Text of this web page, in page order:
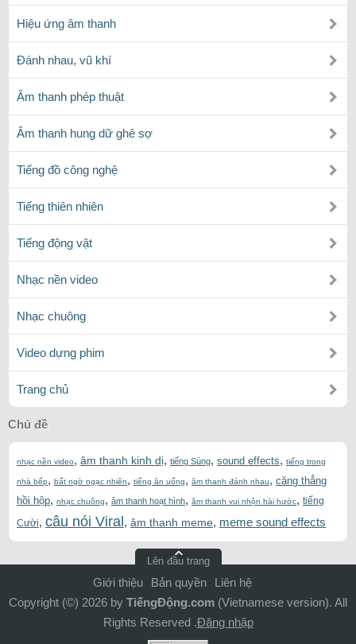
Hiệu ứng âm thanh
Đánh nhau, vũ khí
Âm thanh phép thuật
Âm thanh hung dữ ghê sợ
Tiếng đồ công nghệ
Tiếng thiên nhiên
Tiếng động vật
Nhạc nền video
Nhạc chuông
Video dựng phim
Trang chủ
Chủ đề
nhạc nền video, âm thanh kinh dị, tiếng Súng, sound effects, tiếng trong
nhà bếp, bất ngờ ngạc nhiên, tiếng ăn uống, âm thanh đánh nhau, căng thẳng
hồi hộp, nhạc chuông, âm thanh hoạt hình, âm thanh vui nhộn hài hước, tiếng
Cười, câu nói Viral , âm thanh meme, meme sound effects
Lên đầu trang
Giới thiệu Bản quyền
Liên hệ
Copyright (©) 2026 by TiếngĐộng.com (Vietnamese version). All
Rights Reserved .Đăng nhập